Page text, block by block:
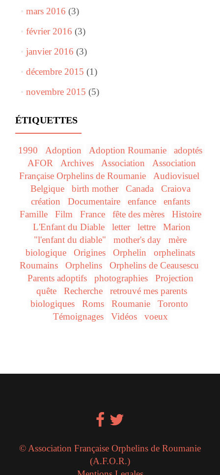
mars 2016 (3)
février 2016 (3)
janvier 2016 (3)
décembre 2015 (1)
novembre 2015 (5)
ÉTIQUETTES
1990 Adoption Adoption Roumanie
adoptés
AFOR
Archives Association
Association
Française Orphelins de Roumanie
Audiovisuel
Belgique
birth mother Canada
Craiova
création
Documentaire enfance
enfants
Famille
Film France fête des mères
Histoire
L'Enfant du Diable
letter lettre
Marion
"l'enfant du diable"
mother's day
mère
biologique
Origines Orphelin
orphelinats
Roumains
Orphelins
Orphelins de Ceausescu
Parents adoptifs
photographies
Projection
quête
Recherche
retrouvé mes parents
biologiques
Roms Roumanie
Toronto
Témoignages
Vidéos voeux
© Association Française Orphelins de Roumanie
(A.F.O.R.)